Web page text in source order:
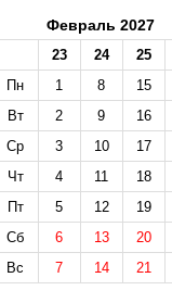
Февраль 2027
23 24
25
Пн
1 8
15
Вт
2 9
16
Ср
3 10
17
Чт
4 11
18
Пт
5 12
19
Сб
6 13
20
Вс
7 14 21